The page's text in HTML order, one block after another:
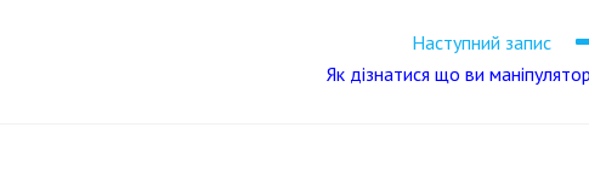
Наступний запис
Як дізнатися що ви